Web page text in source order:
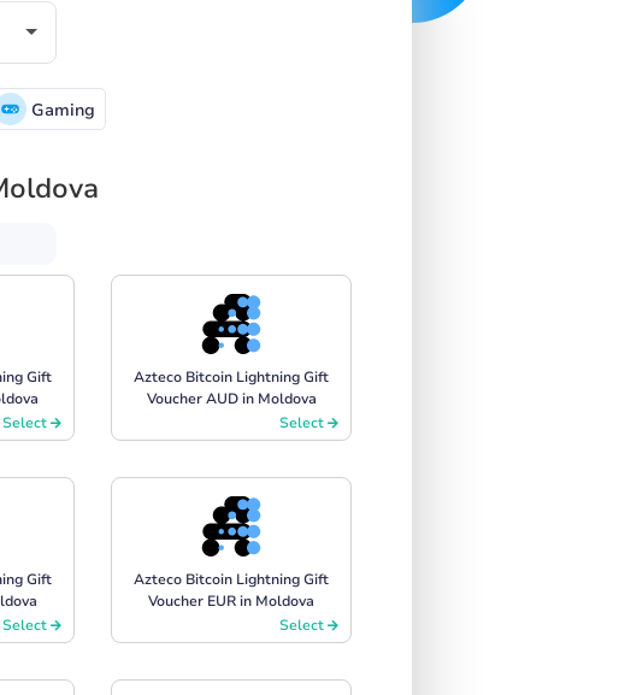
Gaming
Gift
Select
Azteco Bitcoin Lightning Gift
Voucher AUD in Moldova
Select
Gift
Select
Azteco Bitcoin Lightning Gift
Voucher EUR in Moldova
Select